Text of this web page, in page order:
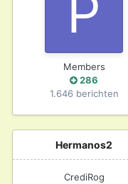
Members
286
1.646 berichten
Hermanos2
CrediRog